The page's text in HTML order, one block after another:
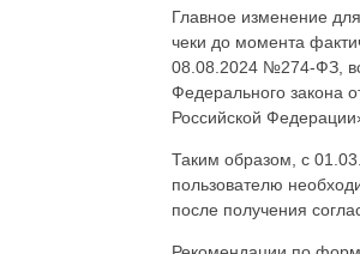
Главное изменение
чеки до момента
08.08.2024 №274-ФЗ,
Федерального закона
Российской
Таким образом, с
пользователю
после получения